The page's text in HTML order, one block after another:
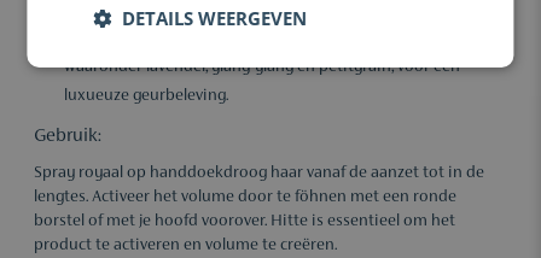
volume.
waaronder lavendel, ylang-ylang en petitgrain, voor een
luxueuze geurbeleving.
Gebruik:
Spray royaal op handdoekdroog haar vanaf de aanzet tot in de
lengtes. Activeer het volume door te föhnen met een ronde
borstel of met je hoofd voorover. Hitte is essentieel om het
product te activeren en volume te creëren.
DETAILS WEERGEVEN